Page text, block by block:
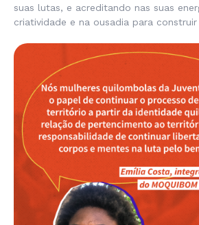
suas lutas, e acreditando nas suas
criatividade e na ousadia para